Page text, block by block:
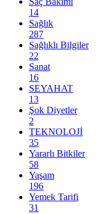
14
Sağlık
287
Sağlıklı Bilgiler
22
Sanat
16
SEYAHAT
13
Şok Diyetler
2
TEKNOLOJİ
35
Yararlı Bitkiler
58
Yaşam
196
Yemek Tarifi
31